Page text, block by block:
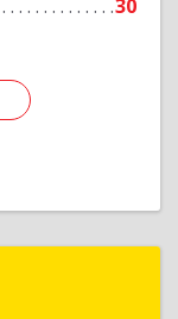
30
Подробнее